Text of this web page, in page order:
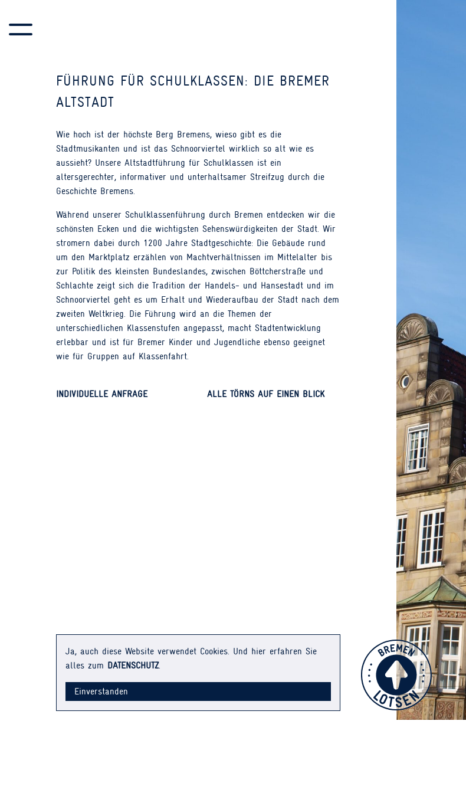
FÜHRUNG FÜR SCHULKLASSEN: DIE BREMER
ALTSTADT
Wie hoch ist der höchste Berg Bremens, wieso gibt es die
Stadtmusikanten und ist das Schnoorviertel wirklich so alt wie es
aussieht? Unsere Altstadtführung für Schulklassen ist ein
altersgerechter, informativer und unterhaltsamer Streifzug durch die
Geschichte Bremens.
Während unserer Schulklassenführung durch Bremen entdecken wir die
schönsten Ecken und die wichtigsten Sehenswürdigkeiten der Stadt. Wir
stromern dabei durch 1200 Jahre Stadtgeschichte: Die Gebäude rund
um den Marktplatz erzählen von Machtverhältnissen im Mittelalter bis
zur Politik des kleinsten Bundeslandes, zwischen Böttcherstraße und
Schlachte zeigt sich die Tradition der Handels- und Hansestadt und im
Schnoorviertel geht es um Erhalt und Wiederaufbau der Stadt nach dem
zweiten Weltkrieg. Die Führung wird an die Themen der
unterschiedlichen Klassenstufen angepasst, macht Stadtentwicklung
erlebbar und ist für Bremer Kinder und Jugendliche ebenso geeignet
wie für Gruppen auf Klassenfahrt.
INDIVIDUELLE ANFRAGE ALLE TÖRNS AUF EINEN BLICK
Ja, auch diese Website verwendet Cookies. Und hier erfahren Sie
alles zum DATENSCHUTZ.
Einverstanden